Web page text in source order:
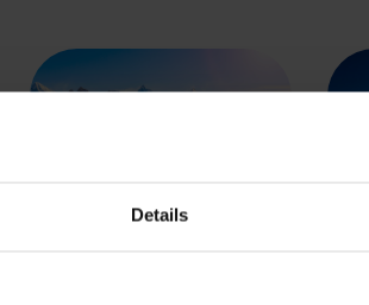
Details